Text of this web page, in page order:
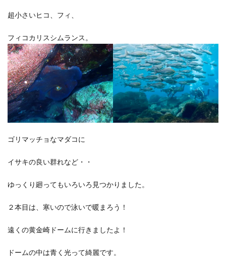
超小さいヒコ、フィ、
フィコカリスシムランス。
ゴリマッチョなマダコに
イサキの良い群れなど・・
ゆっくり廻ってもいろいろ見つかりました。
２本目は、寒いので泳いで暖まろう！
遠くの黄金崎ドームに行きましたよ！
ドームの中は青く光って綺麗です。